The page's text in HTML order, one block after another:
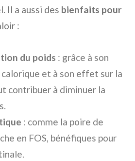
Il a aussi des bienfaits pour
:
du poids : grâce à son
et à son effet sur la
contribuer à diminuer la
: comme la poire de
en FOS, bénéfiques pour